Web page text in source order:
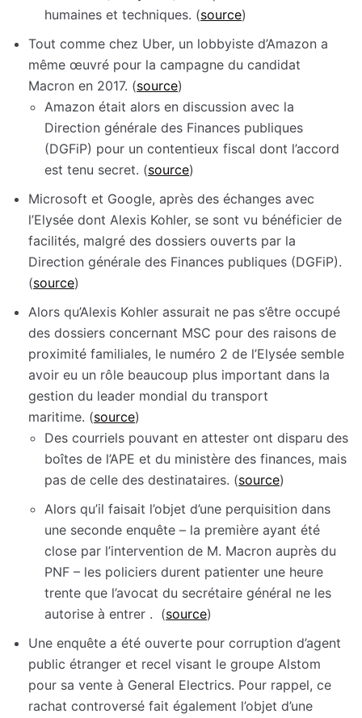
humaines et techniques. (source)
Tout comme chez Uber, un lobbyiste d’Amazon a
même œuvré pour la campagne du candidat
Macron en 2017. (source)
Amazon était alors en discussion avec la
Direction générale des Finances publiques
(DGFiP) pour un contentieux fiscal dont l’accord
est tenu secret. (source)
Microsoft et Google, après des échanges avec
l’Elysée dont Alexis Kohler, se sont vu bénéficier de
facilités, malgré des dossiers ouverts par la
Direction générale des Finances publiques (DGFiP).
(source)
Alors qu’Alexis Kohler assurait ne pas s’être occupé
des dossiers concernant MSC pour des raisons de
proximité familiales, le numéro 2 de l’Elysée semble
avoir eu un rôle beaucoup plus important dans la
gestion du leader mondial du transport
maritime. (source)
Des courriels pouvant en attester ont disparu des
boîtes de l’APE et du ministère des finances, mais
pas de celle des destinataires. (source)
Alors qu’il faisait l’objet d’une perquisition dans
une seconde enquête – la première ayant été
close par l’intervention de M. Macron auprès du
PNF – les policiers durent patienter une heure
trente que l’avocat du secrétaire général ne les
autorise à entrer . (source)
Une enquête a été ouverte pour corruption d’agent
public étranger et recel visant le groupe Alstom
pour sa vente à General Electrics. Pour rappel, ce
rachat controversé fait également l’objet d’une